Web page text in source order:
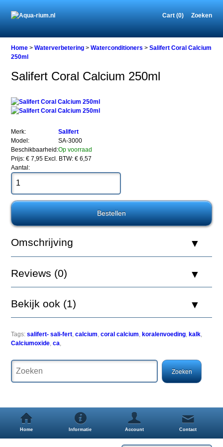
Cart (0) Zoeken
Home
Waterverbetering
Salifert
Coral
Salifert
250ml
is
een
belangrijk
van
materiaal
van
koralen
en
leder
koralen.
Calcium
Home >Waterverbetering >Waterconditioners >Salifert Coral Calcium
250ml
Salifert Coral Calcium 250ml
Merk:
Salifert
Model:
SA-3000
Beschikbaarheid:Op voorraad
Prijs: € 7,95 Excl. BTW: € 6,57
Aantal:
Omschrijving
Reviews (0)
Bekijk ook (1)
Tags: salifert- sali-fert,calcium,coral calcium, koralenvoeding, kalk,
Calciumoxide,ca,
Home Informatie Account Contact